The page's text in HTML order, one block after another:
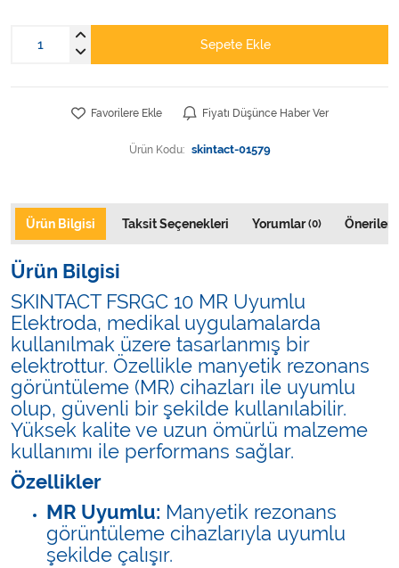
Sepete Ekle
Favorilere Ekle Fiyatı Düşünce Haber Ver
Ürün Kodu: skintact-01579
Ürün Bilgisi Taksit Seçenekleri Yorumlar(0)
Ürün Bilgisi
SKINTACT FSRGC 10 MR Uyumlu
Elektroda, medikal uygulamalarda
kullanılmak üzere tasarlanmış bir
elektrottur. Özellikle manyetik rezonans
görüntüleme (MR) cihazları ile uyumlu
olup, güvenli bir şekilde kullanılabilir.
Yüksek kalite ve uzun ömürlü malzeme
kullanımı ile performans sağlar.
Özellikler
MR Uyumlu: Manyetik rezonans
görüntüleme cihazlarıyla uyumlu
şekilde çalışır.